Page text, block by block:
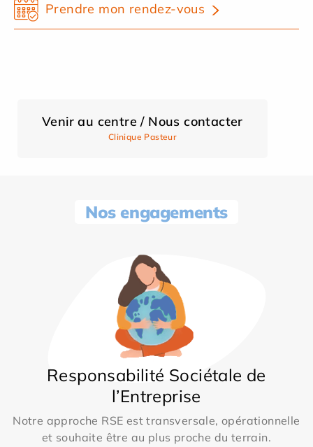
Prendre mon rendez-vous
Venir au centre / Nous contacter
Clinique Pasteur
Nos engagements
Responsabilité Sociétale de
l’Entreprise
Notre approche RSE est transversale, opérationnelle
et souhaite être au plus proche du terrain.